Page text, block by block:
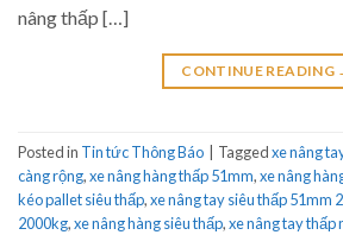
nâng thấp […]
CONTINUE READING
Posted in Tin tức Thông Báo Taggedxe nâng
càng rộng,xe nâng hàng thấp 51mm,xe nâng
kéo pallet siêu thấp,xe nâng tay siêu thấp 51mm
2000kg,xe nâng hàng siêu thấp,xe nâng tay thấp